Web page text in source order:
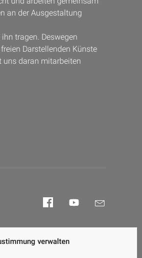
verwalten
an der Ausgestaltung
tragen. Deswegen
Darstellenden Künste
uns daran mitarbeiten
FacebookYouTubeE-
Mail